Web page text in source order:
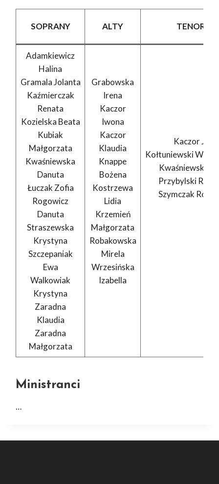
SOPRANY ALTY TENORY
Adamkiewicz
Halina
Gramala Jolanta
Kaźmierczak
Renata
Kozielska Beata
Kubiak
Małgorzata
Kwaśniewska
Danuta
Łuczak Zofia
Rogowicz
Danuta
Straszewska
Krystyna
Szczepaniak
Ewa
Walkowiak
Krystyna
Zaradna
Klaudia
Zaradna
Małgorzata
Grabowska
Irena
Kaczor
Iwona
Kaczor
Klaudia
Knappe
Bożena
Kostrzewa
Lidia
Krzemień
Małgorzata
Robakowska
Mirela
Wrzesińska
Izabella
Kaczor Jan
Kołtuniewski
Kwaśniewski
Przybylski
Szymczak
Ministranci
…